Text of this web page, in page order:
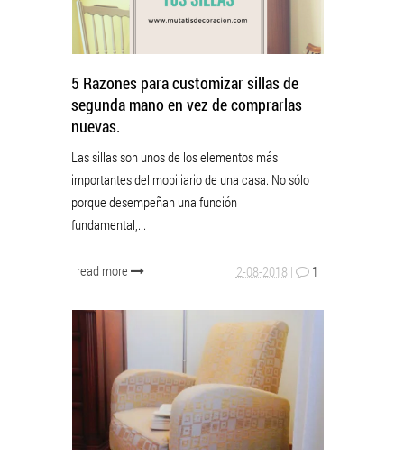
5 Razones para customizar sillas de
segunda mano en vez de comprarlas
nuevas.
Las sillas son unos de los elementos más
importantes del mobiliario de una casa. No sólo
porque desempeñan una función
fundamental,...
read more 2-08-2018 | 1